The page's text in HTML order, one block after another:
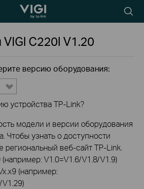
TP-Link, Reliably
icon
VIGI C220I V1.20
версию оборудования:
устройства TP-Link?
модели и версии оборудования
Чтобы узнать о доступности
региональный веб-сайт TP-Link.
(например: V1.0=V1.6/V1.8/V1.9)
(например: